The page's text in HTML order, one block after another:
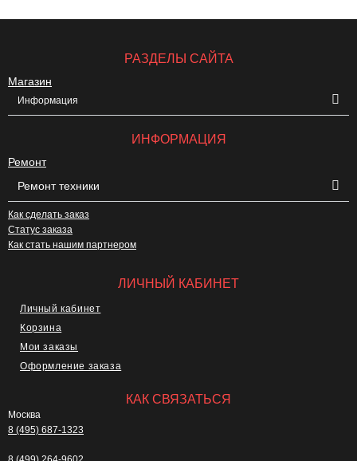
РАЗДЕЛЫ САЙТА
Магазин
Информация
ИНФОРМАЦИЯ
Ремонт
Ремонт техники
Как сделать заказ
Статус заказа
Как стать нашим партнером
ЛИЧНЫЙ КАБИНЕТ
Личный кабинет
Корзина
Мои заказы
Оформление заказа
КАК СВЯЗАТЬСЯ
Москва
8 (495) 687-1323